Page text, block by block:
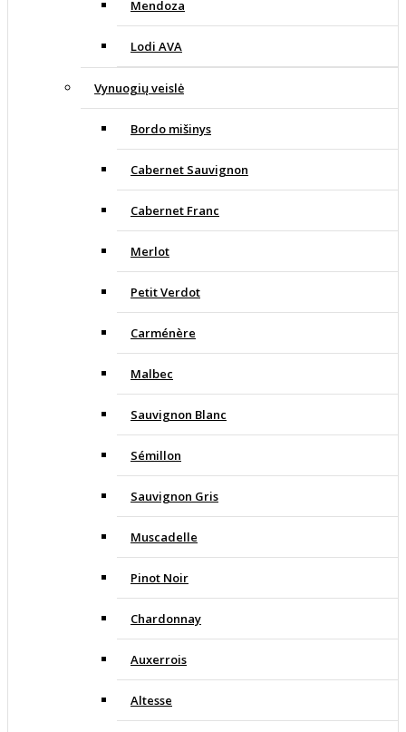
Mendoza
Lodi AVA
Vynuogių veislė
Bordo mišinys
Cabernet Sauvignon
Cabernet Franc
Merlot
Petit Verdot
Carménère
Malbec
Sauvignon Blanc
Sémillon
Sauvignon Gris
Muscadelle
Pinot Noir
Chardonnay
Auxerrois
Altesse